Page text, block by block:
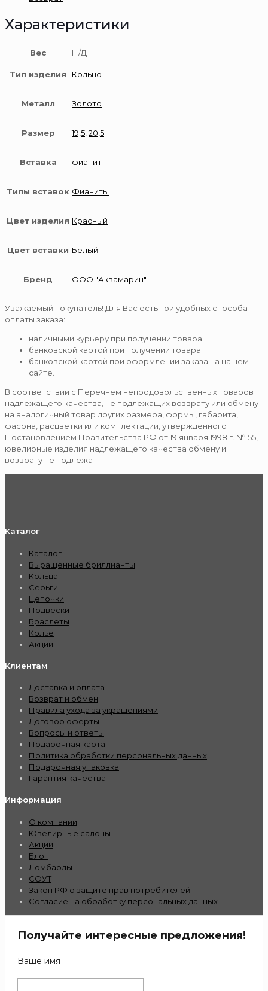
Характеристики
Вес Н/Д
Тип изделия Кольцо
Металл Золото
Размер 19,5 20,5
Вставка фианит
Типы вставок Фианиты
Цвет изделия Красный
Цвет вставки Белый
Бренд ООО "Аквамарин"
Уважаемый покупатель! Для Вас есть три удобных способа
оплаты заказа:
наличными курьеру при получении товара;
банковской картой при получении товара;
банковской картой при оформлении заказа на нашем
сайте.
В соответствии с Перечнем непродовольственных товаров
надлежащего качества, не подлежащих возврату или обмену
на аналогичный товар других размера, формы, габарита,
фасона, расцветки или комплектации, утвержденного
Постановлением Правительства РФ от 19 января 1998 г. № 55,
ювелирные изделия надлежащего качества обмену и
возврату не подлежат.
Каталог
Каталог
Выращенные бриллианты
Кольца
Серьги
Цепочки
Подвески
Браслеты
Колье
Акции
Клиентам
Доставка и оплата
Возврат и обмен
Правила ухода за украшениями
Договор оферты
Вопросы и ответы
Подарочная карта
Политика обработки персональных данных
Подарочная упаковка
Гарантия качества
Информация
О компании
Ювелирные салоны
Акции
Блог
Ломбарды
СОУТ
Закон РФ о защите прав потребителей
Согласие на обработку персональных данных
Получайте интересные предложения!
Ваше имя